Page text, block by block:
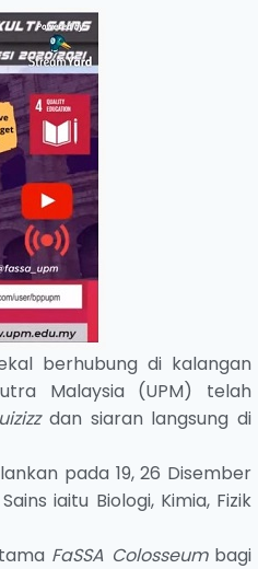
berhubung di kalangan
Malaysia (UPM) telah
dan siaran langsung di
pada 19, 26 Disember
iaitu Biologi, Kimia, Fizik
FaSSA Colosseum bagi